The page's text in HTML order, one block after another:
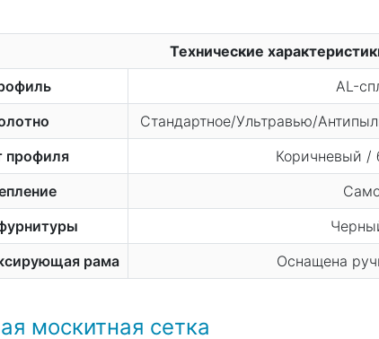
Технические
AL-
Стандартное/Ультравью/
профиля
Коричневый /
рама
Оснащена
москитная сетка